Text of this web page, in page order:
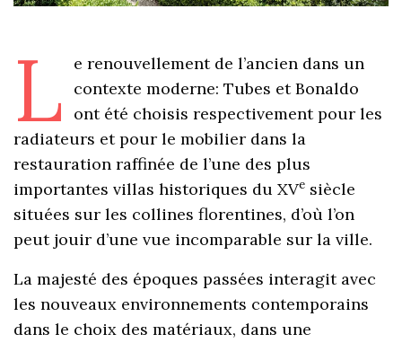
L
e renouvellement de l’ancien dans un
contexte moderne: Tubes et Bonaldo
ont été choisis respectivement pour les
radiateurs et pour le mobilier dans la
restauration raffinée de l’une des plus
importantes villas historiques du XVe siècle
situées sur les collines florentines, d’où l’on
peut jouir d’une vue incomparable sur la ville.
La majesté des époques passées interagit avec
les nouveaux environnements contemporains
dans le choix des matériaux, dans une